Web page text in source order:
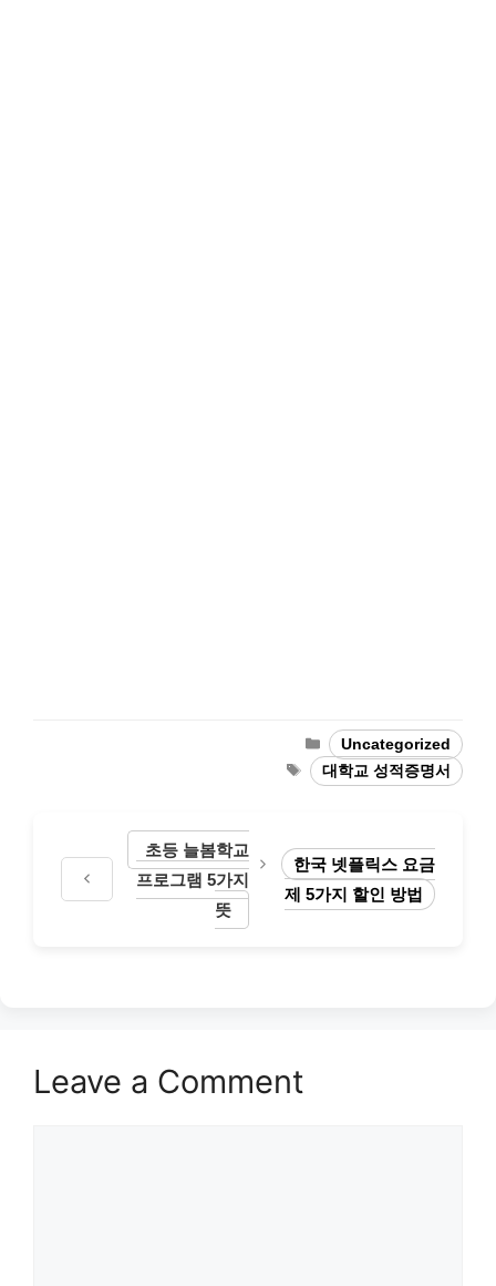
Categories
Uncategorized
Tags
대학교 성적증명서
초등 늘봄학교
프로그램 5가지
뜻
한국 넷플릭스 요금
제 5가지 할인 방법
Leave a Comment